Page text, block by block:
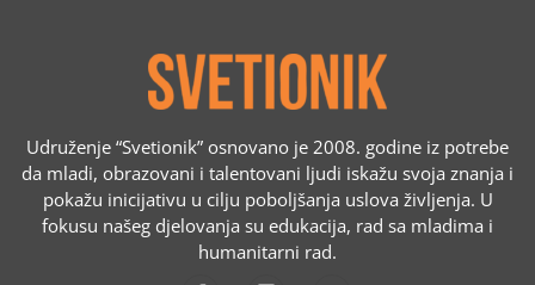
Udruženje “Svetionik” osnovano je 2008. godine iz potrebe
da mladi, obrazovani i talentovani ljudi iskažu svoja znanja i
pokažu inicijativu u cilju poboljšanja uslova življenja. U
fokusu našeg djelovanja su edukacija, rad sa mladima i
humanitarni rad.